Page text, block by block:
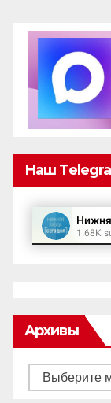
Наш
Архивы
Архивы